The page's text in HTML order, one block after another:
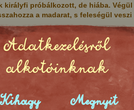
királyfi próbálkozott, de hiába. Végül
a madarat, s feleségül veszi
A csókaleányok
Adatkezelésről
alkotóinknak
Kihagy Megnyit